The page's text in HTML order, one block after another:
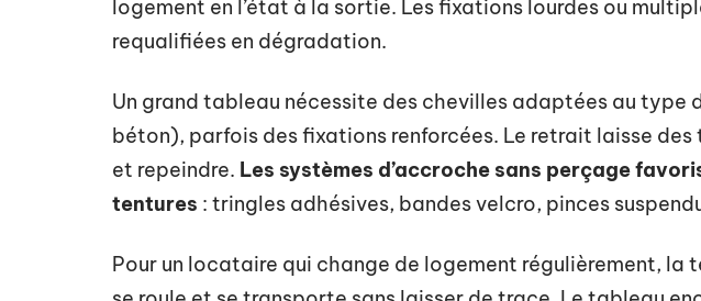
logement en l’état à la sortie. Les fixations lourdes ou
requalifiées en dégradation.
Un grand tableau nécessite des chevilles adaptées au type
béton), parfois des fixations renforcées. Le retrait laisse des
et repeindre. Les systèmes d’accroche sans perçage
tentures : tringles adhésives, bandes velcro, pinces
Pour un locataire qui change de logement régulièrement, la